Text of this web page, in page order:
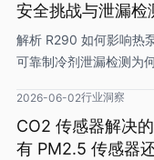
安全挑战与泄漏检
解析 R290 如何影响热
可靠制冷剂泄漏检测为
2026-06-02行业洞察
CO2 传感器解决
有 PM2.5 传感器